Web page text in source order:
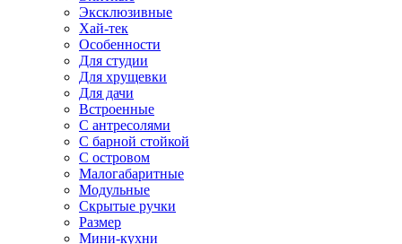
Эксклюзивные
Хай-тек
Особенности
Для студии
Для хрущевки
Для дачи
Встроенные
С антресолями
С барной стойкой
С островом
Малогабаритные
Модульные
Скрытые ручки
Размер
Мини-кухни